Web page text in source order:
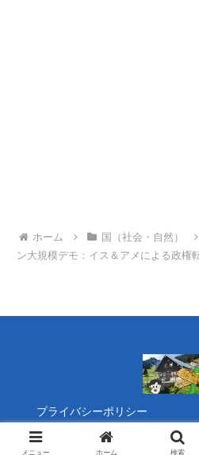
ホーム 国（社会・自然）
ン大規模デモ：イス＆アメによる政権
プライバシーポリシー
Copyright © 2020 タヌキの『開運』
メニュー ホーム 検索